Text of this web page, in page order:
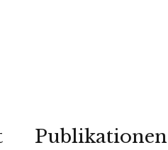
Publikationen